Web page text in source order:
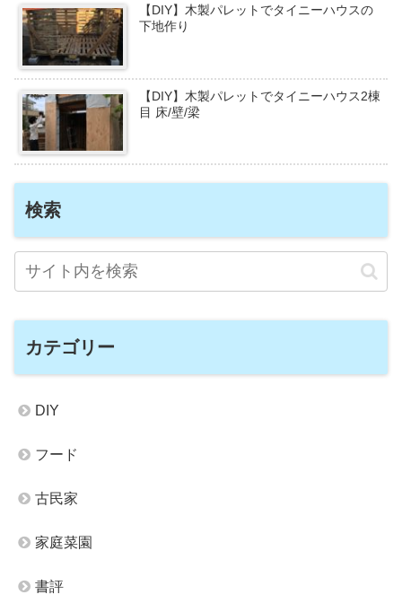
【DIY】木製パレットでタイニーハウスの
下地作り
【DIY】木製パレットでタイニーハウス2棟
目 床/壁/梁
検索
カテゴリー
DIY
フード
古民家
家庭菜園
書評